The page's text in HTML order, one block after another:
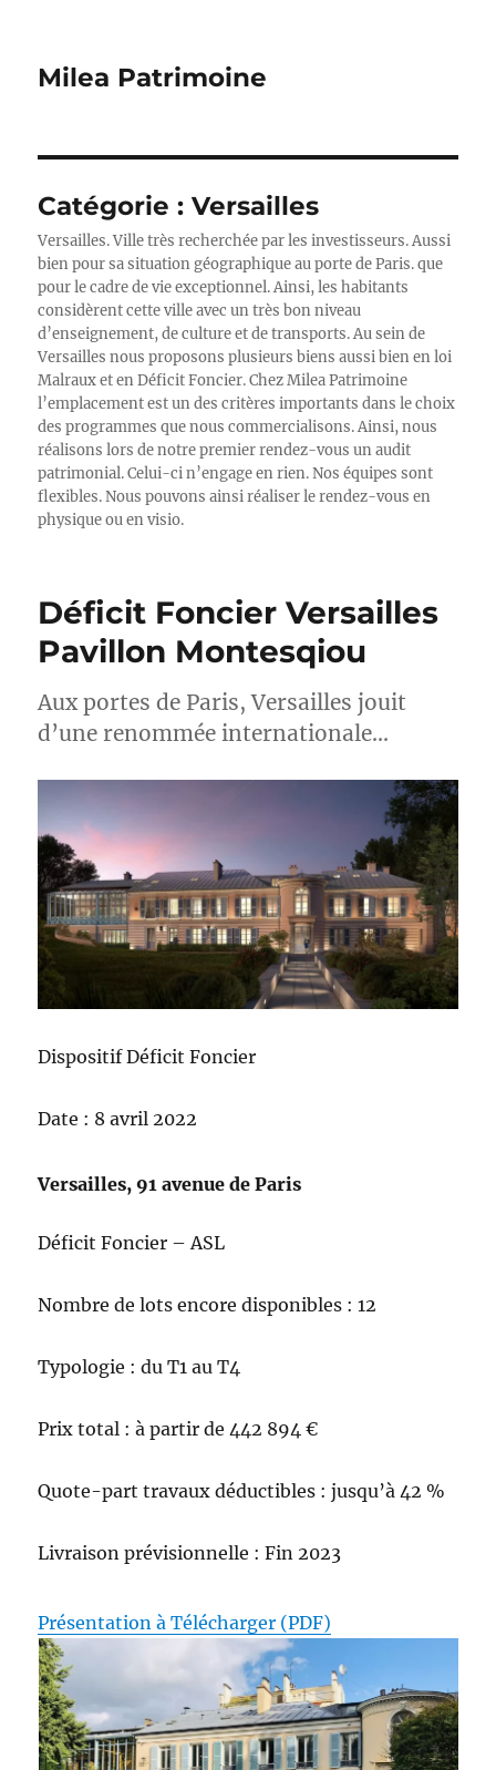
Milea Patrimoine
Catégorie :Versailles
Versailles. Ville très recherchée par les investisseurs. Aussi
bien pour sa situation géographique au porte de Paris. que
pour le cadre de vie exceptionnel. Ainsi, les habitants
considèrent cette ville avec un très bon niveau
d’enseignement, de culture et de transports. Au sein de
Versailles nous proposons plusieurs biens aussi bien en loi
Malraux et en Déficit Foncier. Chez Milea Patrimoine
l’emplacement est un des critères importants dans le choix
des programmes que nous commercialisons. Ainsi, nous
réalisons lors de notre premier rendez-vous un audit
patrimonial. Celui-ci n’engage en rien. Nos équipes sont
flexibles. Nous pouvons ainsi réaliser le rendez-vous en
physique ou en visio.
Déficit Foncier Versailles
Pavillon Montesqiou
Aux portes de Paris, Versailles jouit
d’une renommée internationale…
Dispositif Déficit Foncier
Date : 8 avril 2022
Versailles, 91 avenue de Paris
Déficit Foncier – ASL
Nombre de lots encore disponibles : 12
Typologie : du T1 au T4
Prix total : à partir de 442 894 €
Quote-part travaux déductibles : jusqu’à 42 %
Livraison prévisionnelle : Fin 2023
Présentation à Télécharger (PDF)